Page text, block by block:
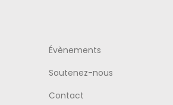
Évènements
Soutenez-nous
Contact